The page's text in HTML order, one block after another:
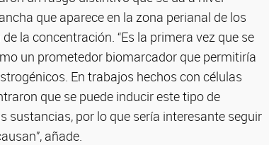
que aparece en la zona perianal de los
la concentración. “Es la primera vez que se
un prometedor biomarcador que permitiría
En trabajos hechos con células
que se puede inducir este tipo de
sustancias, por lo que sería interesante seguir
añade.